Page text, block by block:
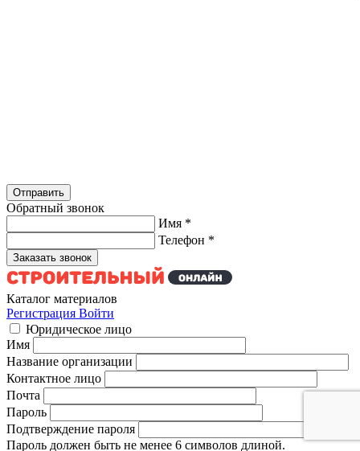
Обратный звонок
Имя *
Телефон *
Каталог материалов
Регистрация Войти
Юридическое лицо
Имя
Название организации
Контактное лицо
Почта
Пароль
Подтверждение пароля
Пароль должен быть не менее 6 символов длиной.